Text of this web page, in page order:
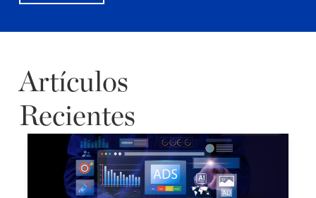
Artículos
Recientes